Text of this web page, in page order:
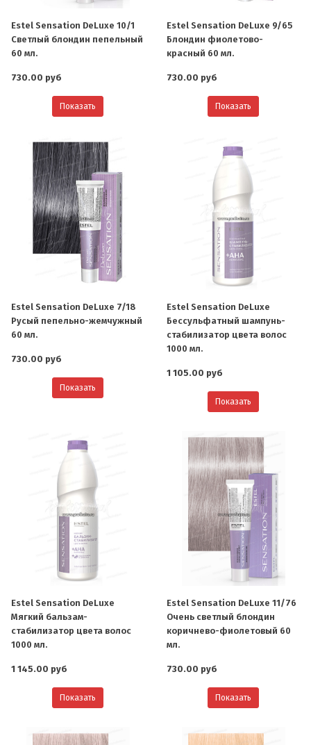
Estel Sensation DeLuxe 10/1
Светлый блондин пепельный
60 мл.
730.00 руб
Показать
Estel Sensation DeLuxe 9/65
Блондин фиолетово-
красный 60 мл.
730.00 руб
Показать
Estel Sensation DeLuxe 7/18
Русый пепельно-жемчужный
60 мл.
730.00 руб
Показать
Estel Sensation DeLuxe
Бессульфатный шампунь-
стабилизатор цвета волос
1000 мл.
1 105.00 руб
Показать
Estel Sensation DeLuxe
Мягкий бальзам-
стабилизатор цвета волос
1000 мл.
1 145.00 руб
Показать
Estel Sensation DeLuxe 11/76
Очень светлый блондин
коричнево-фиолетовый 60
мл.
730.00 руб
Показать